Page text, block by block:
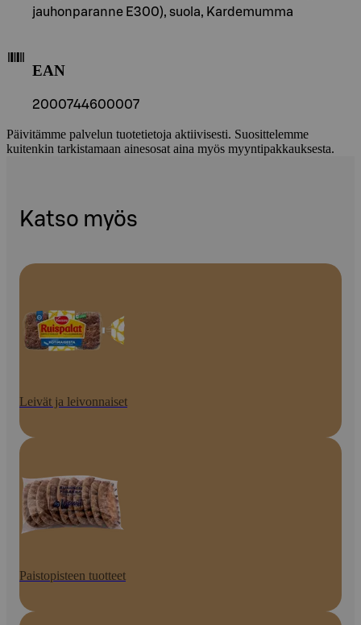
jauhonparanne E300), suola, Kardemumma
EAN
2000744600007
Päivitämme palvelun tuotetietoja aktiivisesti. Suosittelemme
kuitenkin tarkistamaan ainesosat aina myös myyntipakkauksesta.
Katso myös
Leivät ja leivonnaiset
Paistopisteen tuotteet